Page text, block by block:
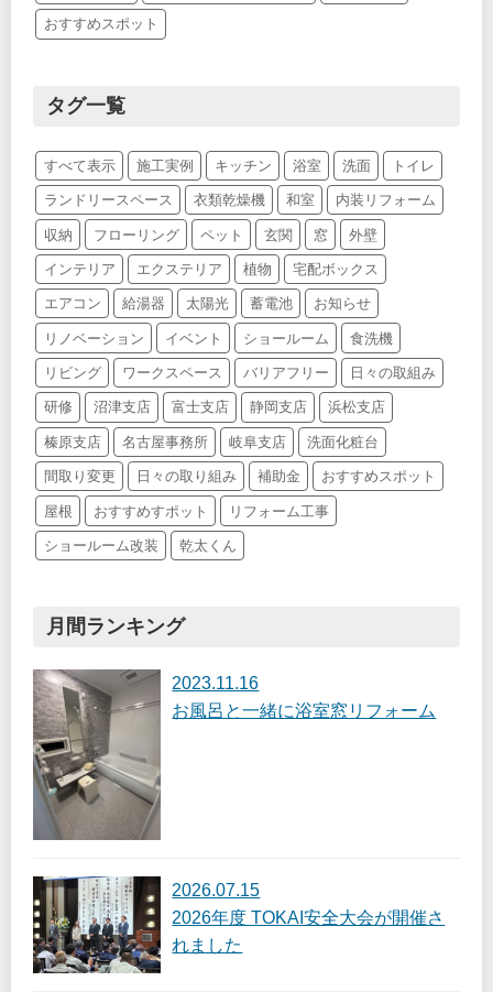
おすすめスポット
タグ一覧
すべて表示 施工実例 キッチン 浴室 洗面 トイレ
ランドリースペース 衣類乾燥機 和室 内装リフォーム
収納 フローリング ペット 玄関 窓 外壁
インテリア エクステリア 植物 宅配ボックス
エアコン 給湯器 太陽光 蓄電池 お知らせ
リノベーション イベント ショールーム 食洗機
リビング ワークスペース バリアフリー 日々の取組み
研修 沼津支店 富士支店 静岡支店 浜松支店
榛原支店 名古屋事務所 岐阜支店 洗面化粧台
間取り変更 日々の取り組み 補助金 おすすめスポット
屋根 おすすめすポット リフォーム工事
ショールーム改装 乾太くん
月間ランキング
2023.11.16
お風呂と一緒に浴室窓リフォーム
2026.07.15
2026年度 TOKAI安全大会が開催さ
れました